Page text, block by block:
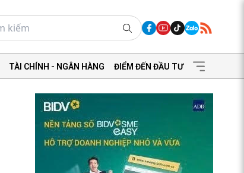
TÀI CHÍNH - NGÂN HÀNG ĐIỂM ĐẾN ĐẦU TƯ